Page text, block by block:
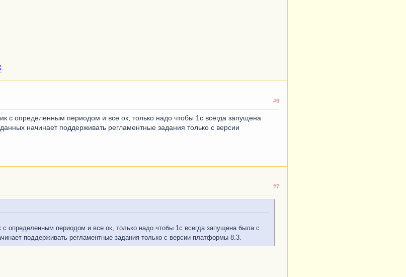
#6
с определенным периодом и все ок, только надо чтобы 1с всегда запущена
начинает поддерживать регламентные задания только с версии
#7
определенным периодом и все ок, только надо чтобы 1с всегда запущена была с
поддерживать регламентные задания только с версии платформы 8.3.